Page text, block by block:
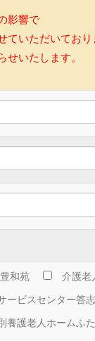
影響で
いただいており
せいたします。
和苑 介護老
ービスセンター答
養護老人ホームふ